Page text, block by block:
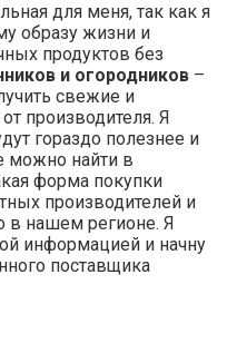
для меня, так как я
образу жизни и
продуктов без
и огородников –
свежие и
производителя. Я
гораздо полезнее и
можно найти в
форма покупки
производителей и
в нашем регионе. Я
информацией и начну
поставщика